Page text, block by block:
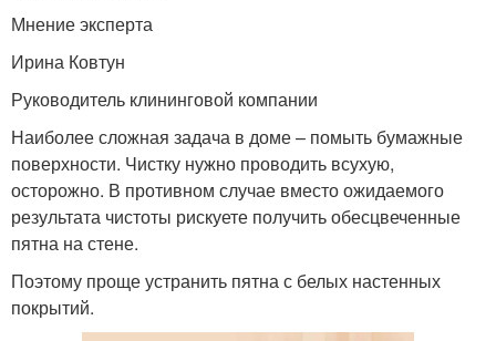
Мнение эксперта
Ирина Ковтун
Руководитель клининговой компании
Наиболее сложная задача в доме – помыть бумажные
поверхности. Чистку нужно проводить всухую,
осторожно. В противном случае вместо ожидаемого
результата чистоты рискуете получить обесцвеченные
пятна на стене.
Поэтому проще устранить пятна с белых настенных
покрытий.